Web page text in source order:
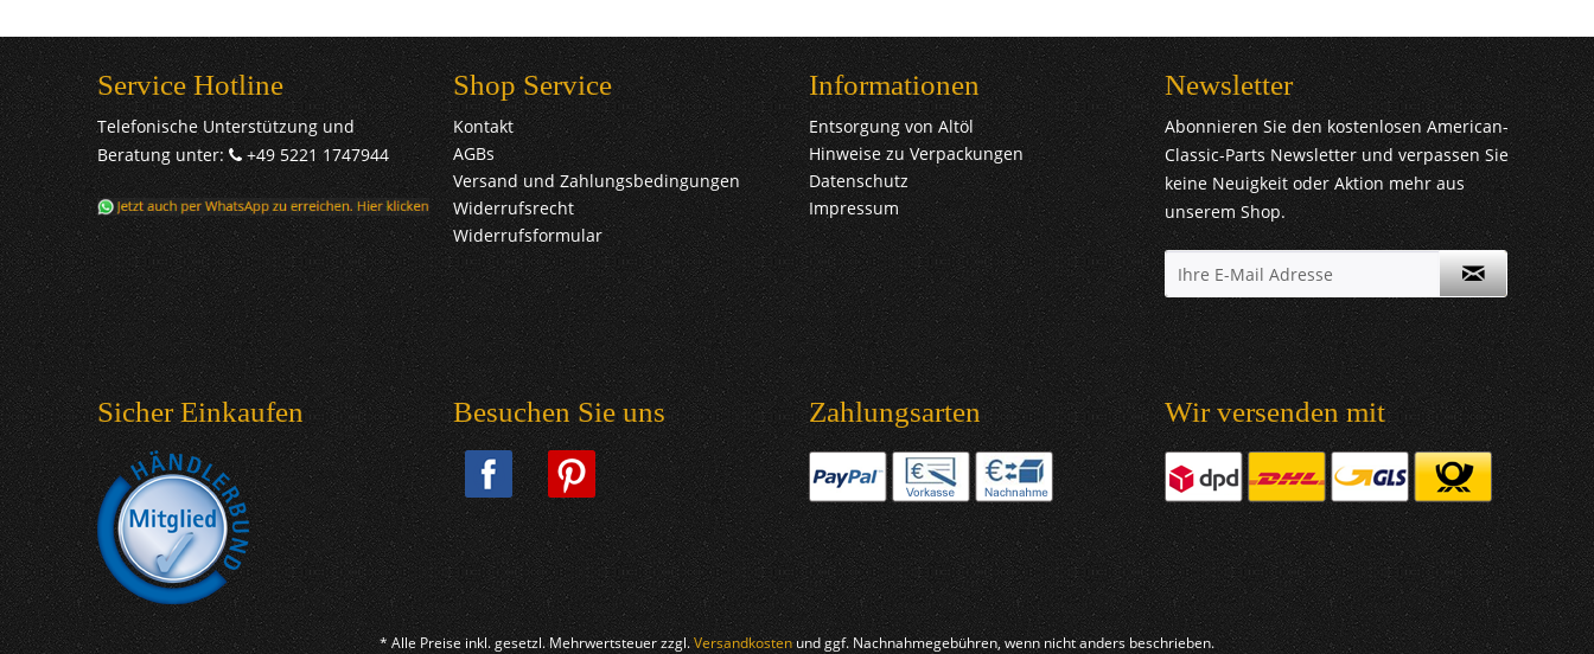
Service Hotline
Telefonische Unterstützung und
Beratung unter:
+49 5221 1747944
Shop Service
Kontakt
AGBs
Versand und Zahlungsbedingungen
Widerrufsrecht
Widerrufsformular
Informationen
Entsorgung von Altöl
Hinweise zu Verpackungen
Datenschutz
Impressum
Newsletter
Abonnieren Sie den kostenlosen American-
Classic-Parts Newsletter und verpassen Sie
keine Neuigkeit oder Aktion mehr aus
unserem Shop.
Sicher Einkaufen Besuchen Sie uns Zahlungsarten Wir versenden mit
* Alle Preise inkl. gesetzl. Mehrwertsteuer zzgl.Versandkostenund ggf. Nachnahmegebühren, wenn nicht anders beschrieben.